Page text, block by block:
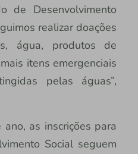
de Desenvolvimento
realizar doações
água, produtos de
itens emergenciais
pelas águas”,
as inscrições para
Social seguem